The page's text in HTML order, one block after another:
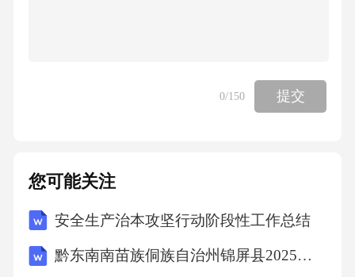
奖惩机制对孩子遵守纪律的表现进行及时奖
励，对违规行为进行合理惩罚，强化纪律意
监督学生行为，实现家校共育。03设立班级纪
律委员，负责监督同学行为，及时向教师报
告，形成班级自律氛围。02班级纪律委员家校
0/150 提交
您可能关注
安全生产治本攻坚行动阶段性工作总结
黔东南南苗族侗族自治州锦屏县2025年数学三年级下学期期中考试模拟试题含答案解析